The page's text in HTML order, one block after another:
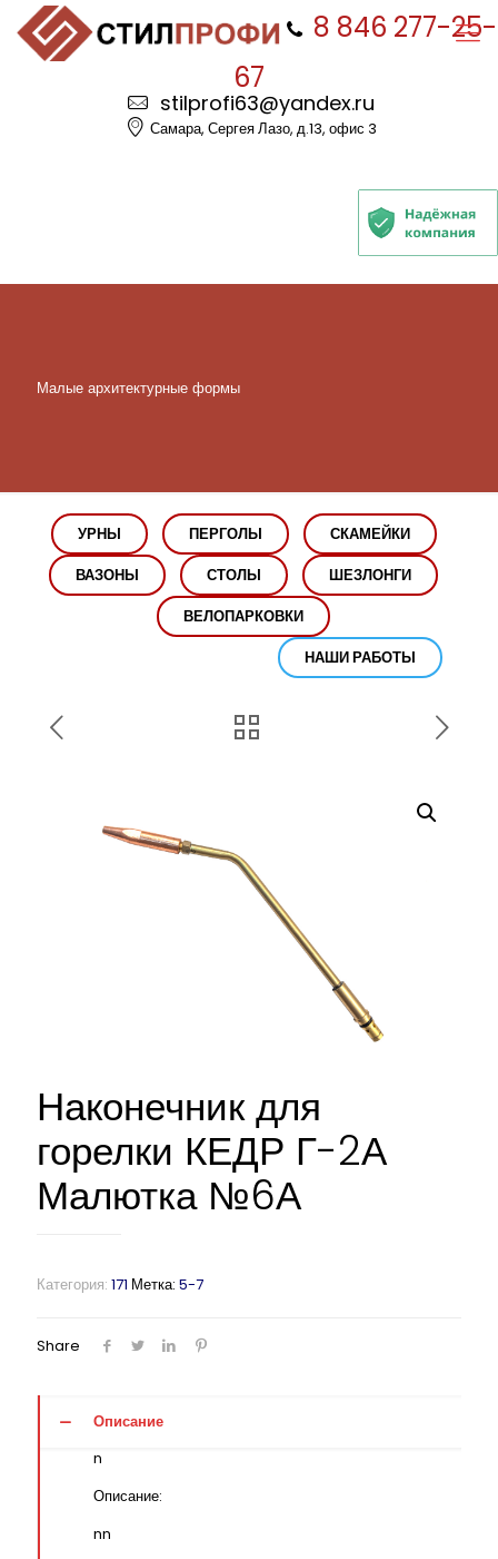
8 846 277-25-
67
stilprofi63@yandex.ru
Самара, Сергея Лазо, д.13, офис 3
Малые архитектурные формы
УРНЫ ПЕРГОЛЫ
СКАМЕЙКИ
ВАЗОНЫ
СТОЛЫ
ШЕЗЛОНГИ
ВЕЛОПАРКОВКИ
НАШИ РАБОТЫ
Наконечник для
горелки КЕДР Г-2А
Малютка №6А
Категория: 171 Метка: 5-7
Share
Описание
n
Описание:
nn